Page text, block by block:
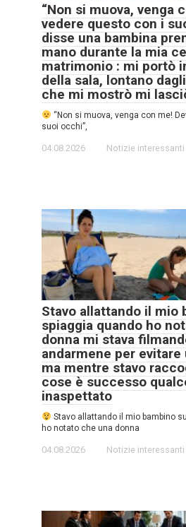
“Non si muova, venga
vedere questo con i
disse una bambina
mano durante la mia
matrimonio : mi portò
della sala, lontano
che mi mostrò mi
“Non si muova, venga con me!
suoi occhi”,
04.08.2026
Notizie interessanti
Stavo allattando il mio
spiaggia quando ho
donna mi stava
andarmene per
ma mentre stavo
cose è successo
inaspettato
Stavo allattando il mio bambino
ho notato che una donna
04.08.2026
Notizie interessanti